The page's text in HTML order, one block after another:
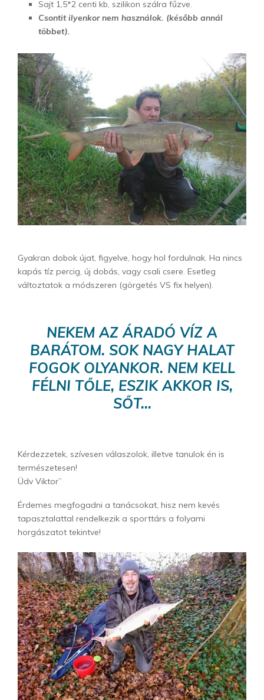
Sajt 1,5*2 centi kb, szilikon szálra fűzve.
Csontit ilyenkor nem használok. (később annál
többet).
Gyakran dobok újat, figyelve, hogy hol fordulnak. Ha nincs
kapás tíz percig, új dobás, vagy csali csere. Esetleg
változtatok a módszeren (görgetés VS fix helyen).
NEKEM AZ ÁRADÓ VÍZ A
BARÁTOM. SOK NAGY HALAT
FOGOK OLYANKOR. NEM KELL
FÉLNI TŐLE, ESZIK AKKOR IS,
SŐT…
Kérdezzetek, szívesen válaszolok, illetve tanulok én is
természetesen!
Üdv Viktor”
Érdemes megfogadni a tanácsokat, hisz nem kevés
tapasztalattal rendelkezik a sporttárs a folyami
horgászatot tekintve!